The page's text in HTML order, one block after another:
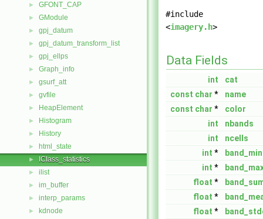
► GFONT_CAP
► GModule
► gpj_datum
► gpj_datum_transform_list
► gpj_ellps
► Graph_info
► gsurf_att
► gvfile
► HeapElement
► Histogram
► History
► html_state
► IClass_statistics
► ilist
► im_buffer
► interp_params
► kdnode
#include
<imagery.h>
Data Fields
int
cat
const char *
name
const char *
color
int
nbands
int
ncells
int *
band_min
int *
float *
float *
float *